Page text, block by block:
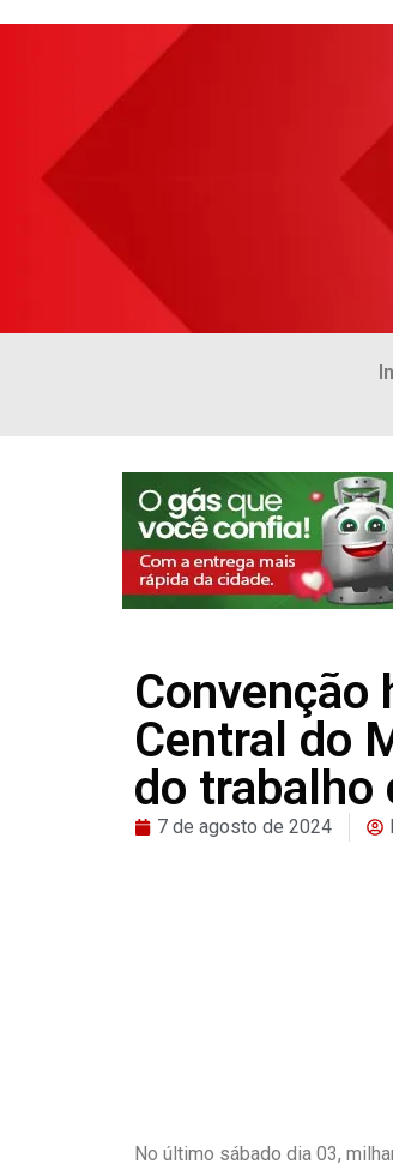
Convenção
Central do
do trabalho
7 de agosto de 2024
No último sábado dia 03,